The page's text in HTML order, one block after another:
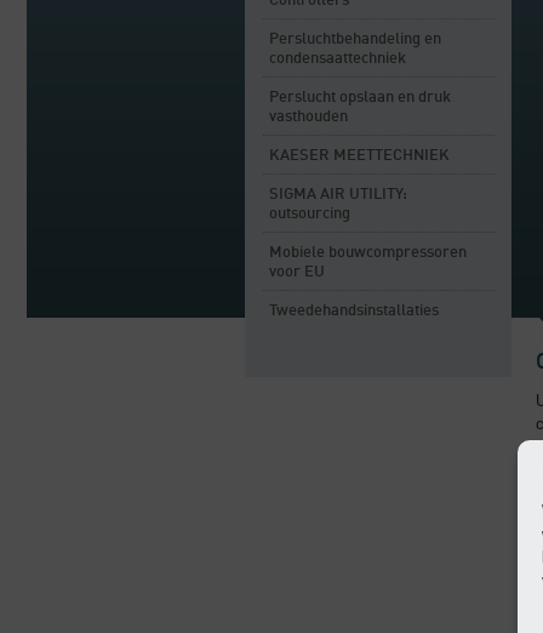
Persluchtbehandeling en
condensaattechniek
Perslucht opslaan en druk
vasthouden
KAESER MEETTECHNIEK
SIGMA AIR UTILITY:
outsourcing
Mobiele bouwcompressoren
voor EU
Tweedehandsinstallaties